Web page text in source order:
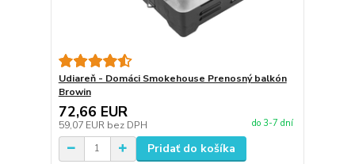
Udiareň - Domáci Smokehouse Prenosný balkón
Browin
72,66 EUR
59,07 EUR bez DPH do 3-7 dní
Pridať do košíka